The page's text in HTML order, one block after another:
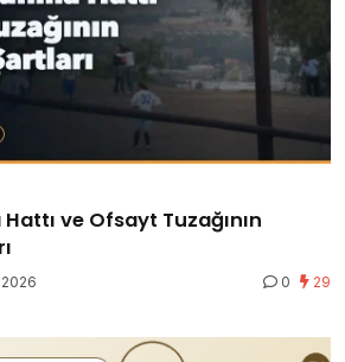
ve Ofsayt Tuzağının
0 29